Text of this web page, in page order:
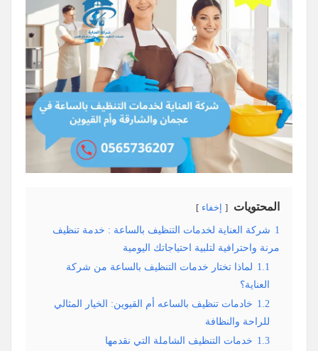
المحتويات إخفاء
1 شركة العناية لخدمات التنظيف بالساعة : خدمة تنظيف
مرنة واحترافية لتلبية احتياجاتك اليومية
1.1 لماذا تختار خدمات التنظيف بالساعة من شركة
العناية؟
1.2 خادمات تنظيف بالساعه أم القيوين: الخيار المثالي
للراحة والنظافة
1.3 خدمات التنظيف الشاملة التي نقدمها